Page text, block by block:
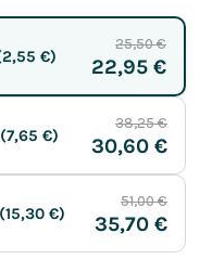
2,55 €)
25,50 €
22,95 €
7,65 €)
38,25 €
30,60 €
15,30 €)
51,00 €
35,70 €